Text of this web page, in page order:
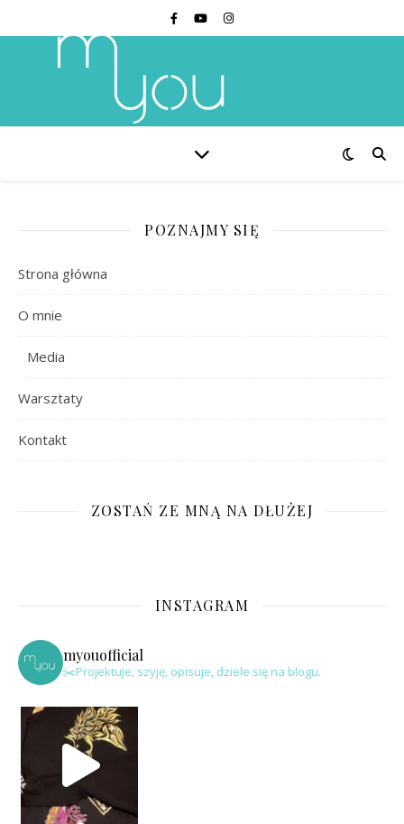
POZNAJMY SIĘ
Strona główna
O mnie
Media
Warsztaty
Kontakt
ZOSTAŃ ZE MNĄ NA DŁUŻEJ
INSTAGRAM
myouofficial
✂️Projektuje, szyję, opisuje, dziele się na blogu.